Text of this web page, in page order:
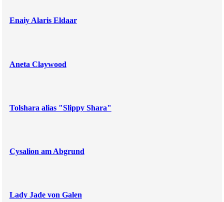
Enaiy Alaris Eldaar
Aneta Claywood
Tolshara alias "Slippy Shara"
Cysalion am Abgrund
Lady Jade von Galen